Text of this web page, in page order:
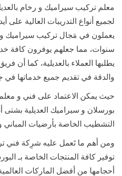
معلم تركيب سيراميك و رخام
لجميع أنواع التدريبات العالية على
يعملون في مَجال تركيب سيراميك
سنوات، مما جعلهم يوفرون كافة
يطلبها العملاء بالعديلية، كما أن
والدقة في تقديم جميع خدماتها في
حيث يمكن الاعتماد على فني و
بورسلان و سيراميك العديلية بشتى
التشطيب الخاصة بأرضيات المباني
ومن أهم ما تَعمل عليه شرِكة فني
توفير كافة المنتجات الخاصة بـ
أحجامها من أفضل الماركات